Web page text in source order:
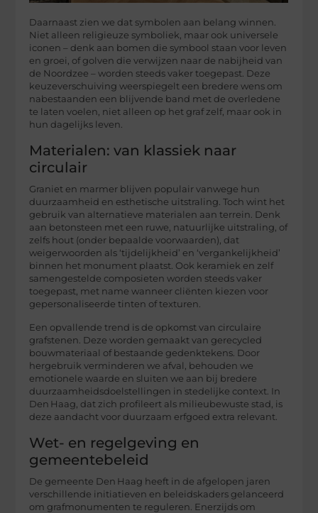
Daarnaast zien we dat symbolen aan belang winnen.
Niet alleen religieuze symboliek, maar ook universele
iconen – denk aan bomen die symbool staan voor leven
en groei, of golven die verwijzen naar de nabijheid van
de Noordzee – worden steeds vaker toegepast. Deze
keuzeverschuiving weerspiegelt een bredere wens om
nabestaanden een blijvende band met de overledene
te laten voelen, niet alleen op het graf zelf, maar ook in
hun dagelijks leven.
Materialen: van klassiek naar
circulair
Graniet en marmer blijven populair vanwege hun
duurzaamheid en esthetische uitstraling. Toch wint het
gebruik van alternatieve materialen aan terrein. Denk
aan betonsteen met een ruwe, natuurlijke uitstraling, of
zelfs hout (onder bepaalde voorwaarden), dat
weigerwoorden als ‘tijdelijkheid’ en ‘vergankelijkheid’
binnen het monument plaatst. Ook keramiek en zelf
samengestelde composieten worden steeds vaker
toegepast, met name wanneer cliënten kiezen voor
gepersonaliseerde tinten of texturen.
Een opvallende trend is de opkomst van circulaire
grafstenen. Deze worden gemaakt van gerecycled
bouwmateriaal of bestaande gedenktekens. Door
hergebruik verminderen we afval, behouden we
emotionele waarde en sluiten we aan bij bredere
duurzaamheidsdoelstellingen in stedelijke context. In
Den Haag, dat zich profileert als milieubewuste stad, is
deze aandacht voor duurzaam erfgoed extra relevant.
Wet- en regelgeving en
gemeentebeleid
De gemeente Den Haag heeft in de afgelopen jaren
verschillende initiatieven en beleidskaders gelanceerd
om grafmonumenten te reguleren. Enerzijds om